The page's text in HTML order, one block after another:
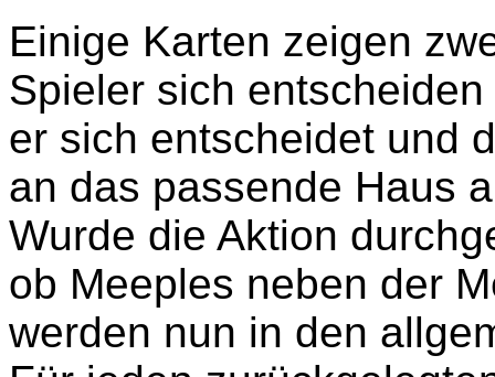
Einige Karten zeigen
Spieler sich
er sich entscheidet und
an das passende Haus
Wurde die Aktion
ob Meeples neben der
werden nun in den